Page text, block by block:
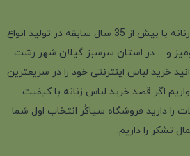
فروشگاه سیاکُر فروش لباس زنانه با بیش از 35 سال سابقه در تولید انواع
و ... در استان سرسبز گیلان شهر رشت
خرید لباس اینترنتی خود را در سریعترین
اگر قصد خرید لباس زنانه با کیفیت
دارید فروشگاه سیاکُر انتخاب اول شما
تشکر را داریم.